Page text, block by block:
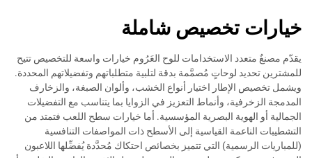
خيارات تخصيص شاملة
يقدّم مصنعٌ متعدد الاستخدامات للوح العَرُوم خيارات واسعة للتخصيص تتيح
للمشترين تحديد لوحاتٍ مُصمَّمة بدقة لتلبية متطلباتهم وتفضيلاتهم المحددة.
ويشمل تخصيص الإطار اختيار أنواع الخشب، وألوان الصبغة، والزخارف
المدمجة الزخرفية، وأنماط التعزيز في الزوايا بما يتناسب مع التفضيلات
الجمالية أو الهوية البصرية المؤسسية. أما خيارات سطح اللعب فتمتد من
التشطيبات الناعمة القياسية إلى الأسطح ذات المواصفات التنافسية
(للمباريات الرسمية) التي تتميز بخصائص احتكاك مُحدَّدة يُفضِّلها اللاعبون